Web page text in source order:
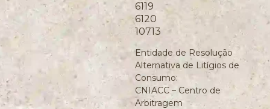
6119
6120
10713
Entidade de Resolução
Alternativa de Litígios de
Consumo:
CNIACC – Centro de
Arbitragem